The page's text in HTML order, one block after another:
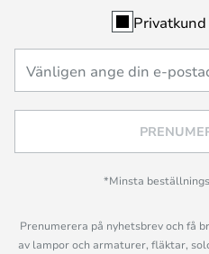
Privatkund
*Minsta
Prenumerera på nyhetsbrev och få
av lampor och armaturer, fläktar,